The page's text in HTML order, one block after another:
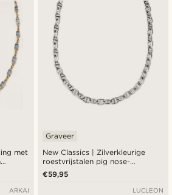
met
ARKAI
New Classics | Zilverkleurige
roestvrijstalen pig nose-
schakelketting met toggle-
sluiting
Graveer
€59,95
LUCLEON